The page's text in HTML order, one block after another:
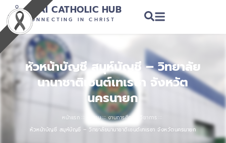
THAI CATHOLIC HUB
CONNECTING IN CHRIST
หัวหน้าบัญชี สมุห์บัญชี – วิทยาลัย
นานาชาติเซนต์เทเรซา จังหวัต
นครนายก
หน้าแรก หางาน ::: งานการศึกษา วิชาการ
หัวหน้าบัญชี สมุห์บัญชี – วิทยาลัยนานาชาติเซนต์เทเรซา จังหวัตนครนายก